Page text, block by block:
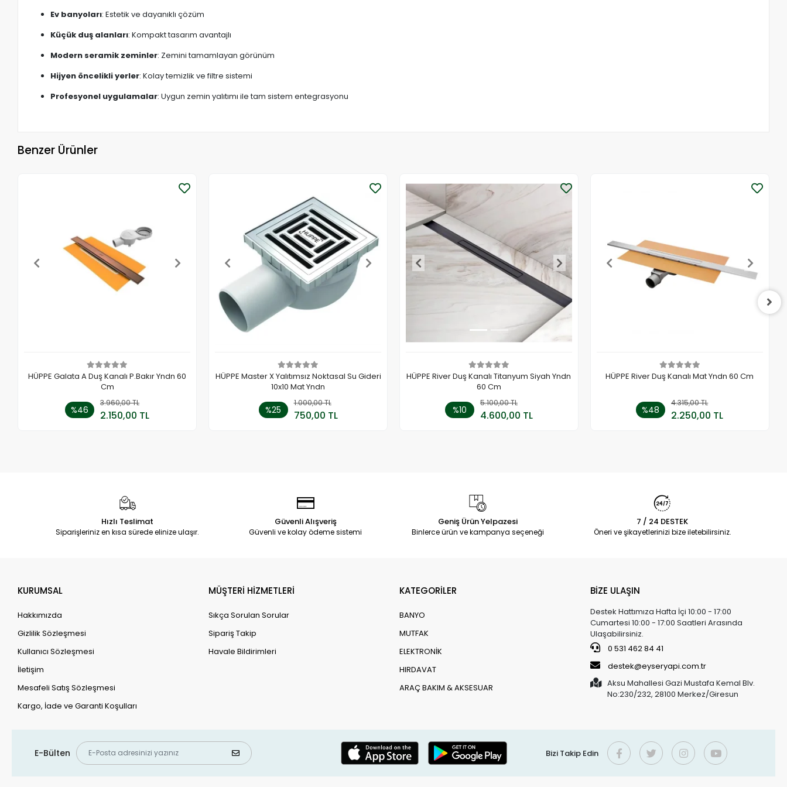
Ev banyoları: Estetik ve dayanıklı çözüm
Küçük duş alanları: Kompakt tasarım avantajlı
Modern seramik zeminler: Zemini tamamlayan görünüm
Hijyen öncelikli yerler: Kolay temizlik ve filtre sistemi
Profesyonel uygulamalar: Uygun zemin yalıtımı ile tam sistem entegrasyonu
Benzer Ürünler
HÜPPE Galata A Duş Kanalı P.Bakır Yndn 60
Cm
%46
3.960,00 TL
2.150,00 TL
Sepete Ekle
HÜPPE Master X Yalıtımsız Noktasal Su Gideri
10x10 Mat Yndn
%25
1.000,00 TL
750,00 TL
Sepete Ekle
HÜPPE River Duş Kanalı Titanyum Siyah Yndn
60 Cm
%10
5.100,00 TL
4.600,00 TL
Sepete Ekle
HÜPPE River Duş Kanalı Mat Yndn 60 Cm
%48
4.315,00 TL
2.250,00 TL
Sepete Ekle
Hızlı Teslimat
Siparişleriniz en kısa sürede elinize ulaşır.
Güvenli Alışveriş
Güvenli ve kolay ödeme sistemi
Geniş Ürün Yelpazesi
Binlerce ürün ve kampanya seçeneği
7 / 24 DESTEK
Öneri ve şikayetlerinizi bize iletebilirsiniz.
KURUMSAL
Hakkımızda
Gizlilik Sözleşmesi
Kullanıcı Sözleşmesi
İletişim
Mesafeli Satış Sözleşmesi
Kargo, İade ve Garanti Koşulları
MÜŞTERİ HİZMETLERİ
Sıkça Sorulan Sorular
Sipariş Takip
Havale Bildirimleri
KATEGORİLER
BANYO
MUTFAK
ELEKTRONİK
HIRDAVAT
ARAÇ BAKIM & AKSESUAR
BİZE ULAŞIN
Destek Hattımıza Hafta İçi 10:00 - 17:00
Cumartesi 10:00 - 17:00 Saatleri Arasında
Ulaşabilirsiniz.
0 531 462 84 41
destek@eyseryapi.com.tr
Aksu Mahallesi Gazi Mustafa Kemal Blv.
No:230/232, 28100 Merkez/Giresun
E-Bülten Bizi Takip Edin